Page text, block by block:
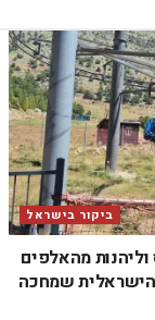
ביקור בישראל
מהאלפים
הישראלית שמחכה